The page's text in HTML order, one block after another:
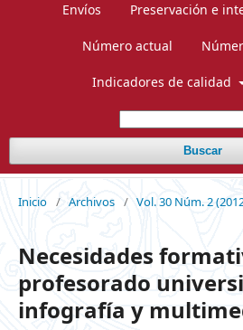
Envíos Preservación e
Número actual
Indicadores de calidad
Buscar
Inicio / Archivos / Vol. 30 Núm. 2
Necesidades
profesorado
infografía y